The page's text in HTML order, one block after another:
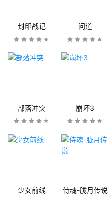
封印战记 问道
部落冲突 崩坏3
少女前线 侍魂-胧月传说